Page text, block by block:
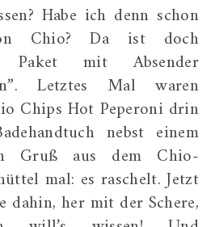
Chio? Da ist doch
Paket mit Absender
Letztes Mal waren
Chips Hot Peperoni drin
nebst einem
Gruß aus dem Chio-
mal: es raschelt. Jetzt
dahin, her mit der Schere,